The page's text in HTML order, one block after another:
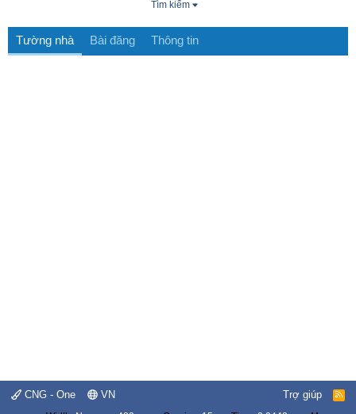
Tìm kiếm
Tường nhà Bài đăng Thông tin
CNG - One VN Trợ giúp
R